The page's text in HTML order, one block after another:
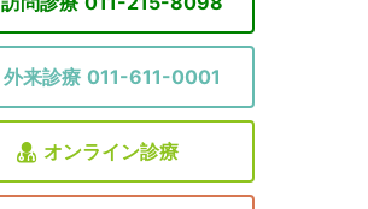
外来診療 011-611-0001
オンライン診療